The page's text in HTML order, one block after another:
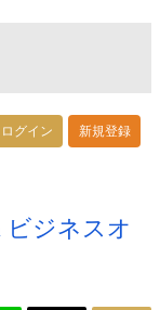
ログイン 新規登録
ビジネスオ